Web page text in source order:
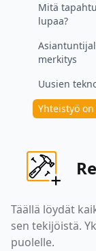
Mitä
lupaa?
merkitys
Uusien
Yhteistyö
Täällä löydät
sen tekijöistä.
puolelle.